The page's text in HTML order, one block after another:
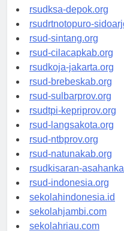
rsuddrloekmonohadi-
rsudksa-depok.org
rsudrtnotopuro-
rsud-sintang.org
rsud-cilacapkab.org
rsudkoja-jakarta.org
rsud-brebeskab.org
rsud-sulbarprov.org
rsudtpi-kepriprov.org
rsud-langsakota.org
rsud-ntbprov.org
rsud-natunakab.org
rsudkisaran-
rsud-indonesia.org
sekolahindonesia.id
sekolahjambi.com